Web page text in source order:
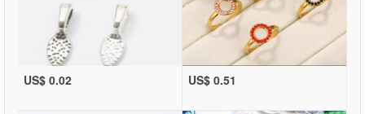
US$ 0.02 US$ 0.51